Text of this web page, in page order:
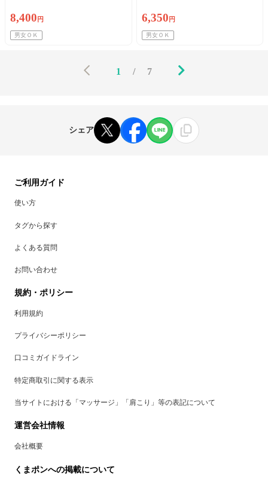
8,400 円
男女ＯＫ
6,350 円
男女ＯＫ
1 / 7
シェア
ご利用ガイド
使い方
タグから探す
よくある質問
お問い合わせ
規約・ポリシー
利用規約
プライバシーポリシー
口コミガイドライン
特定商取引に関する表示
当サイトにおける「マッサージ」「肩こり」等の表記について
運営会社情報
会社概要
くまポンへの掲載について